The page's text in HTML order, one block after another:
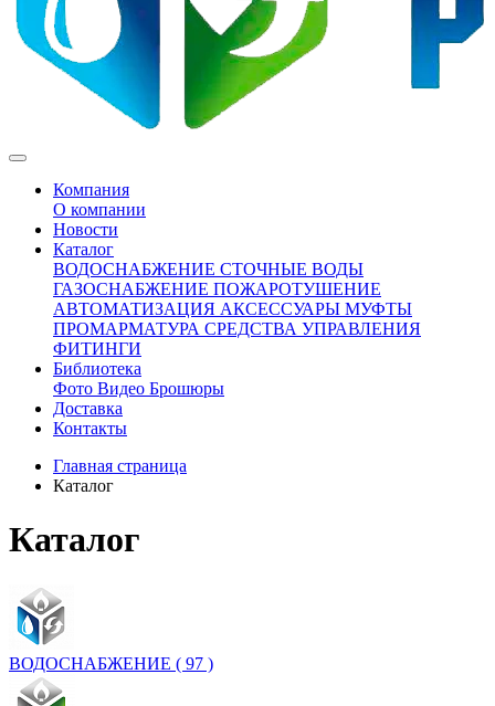
Компания
О компании
Новости
Каталог
ВОДОСНАБЖЕНИЕ СТОЧНЫЕ ВОДЫ
ГАЗОСНАБЖЕНИЕ ПОЖАРОТУШЕНИЕ
АВТОМАТИЗАЦИЯ АКСЕССУАРЫ МУФТЫ
ПРОМАРМАТУРА СРЕДСТВА УПРАВЛЕНИЯ
ФИТИНГИ
Библиотека
Фото Видео Брошюры
Доставка
Контакты
Главная страница
Каталог
Каталог
ВОДОСНАБЖЕНИЕ ( 97 )